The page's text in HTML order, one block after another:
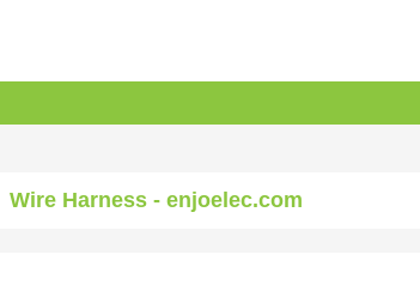
Wire Harness - enjoelec.com